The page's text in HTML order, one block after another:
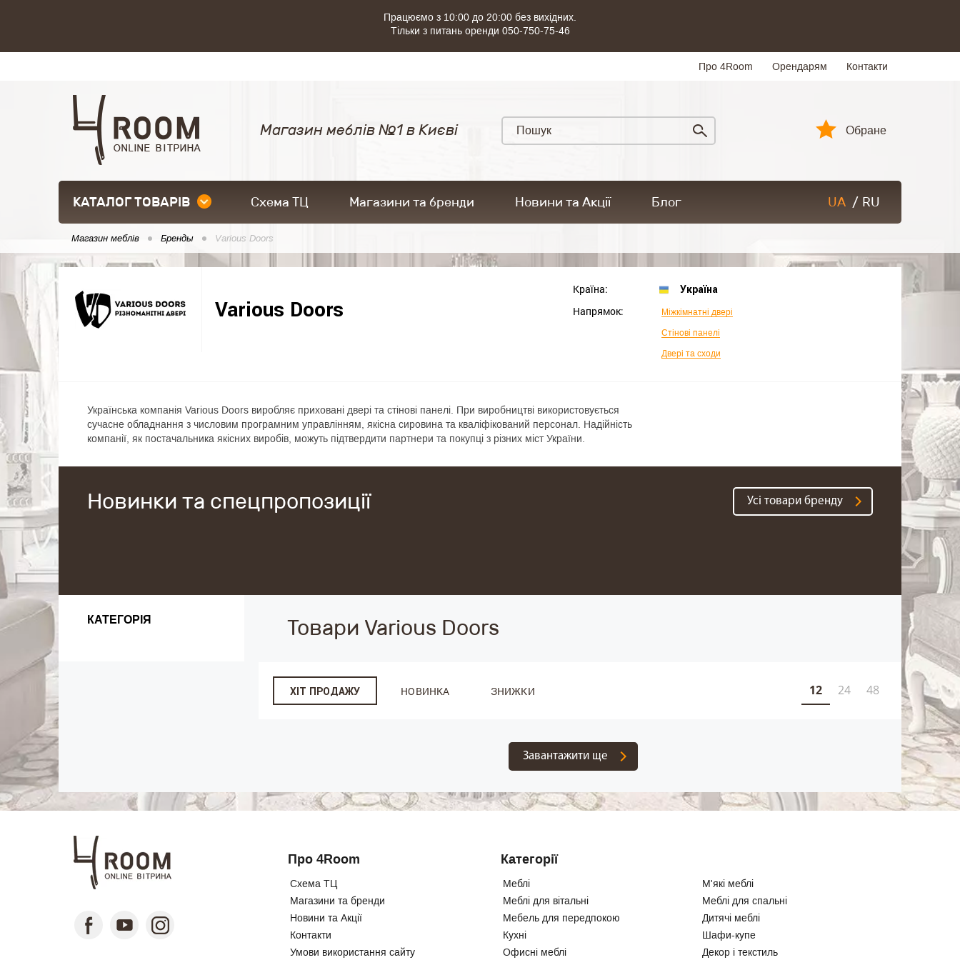
Працюємо з 10:00 до 20:00 без вихідних.
Тільки з питань оренди 050-750-75-46
Про 4Room Орендарям Контакти
Магазин меблів №1 в Києві Обране
КАТАЛОГ ТОВАРІВ Схема ТЦ Магазини та бренди Новини та Акції Блог UA / RU
Магазин меблів Бренды Various Doors
Various Doors
Країна: Україна
Напрямок: Міжкімнатні двері
Стінові панелі
Двері та сходи
Українська компанія Various Doors виробляє приховані двері та стінові панелі. При виробництві використовується
сучасне обладнання з числовим програмним управлінням, якісна сировина та кваліфікований персонал. Надійність
компанії, як постачальника якісних виробів, можуть підтвердити партнери та покупці з різних міст України.
Новинки та спецпропозиції Усі товари бренду
КАТЕГОРІЯ Товари Various Doors
ХІТ ПРОДАЖУ НОВИНКА ЗНИЖКИ 12 24 48
Завантажити ще
Про 4Room
Схема ТЦ
Магазини та бренди
Новини та Акції
Контакти
Умови використання сайту
Категорії
Меблі
М'які меблі
Меблі для вітальні
Меблі для спальні
Мебель для передпокою
Дитячі меблі
Кухні
Шафи-купе
Офисні меблі
Декор і текстиль